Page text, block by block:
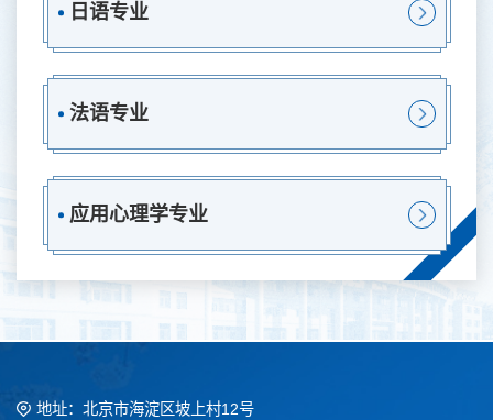
日语专业
法语专业
应用心理学专业
地址：北京市海淀区坡上村12号